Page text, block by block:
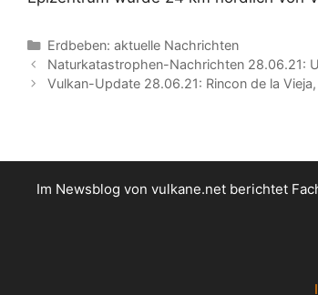
Kategorien
Erdbeben: aktuelle Nachrichten
Naturkatastrophen-Nachrichten 28.06.21:
Vulkan-Update 28.06.21: Rincon de la
Im Newsblog von vulkane.net berichtet